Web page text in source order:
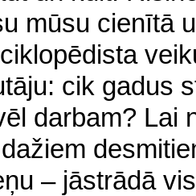
mūsu cienītā
cik gadus
darbam? Lai
– jāstrādā